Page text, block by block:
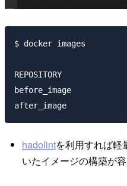
$ docker images
REPOSITORY
before_image
hadolintを利用すれば軽
いたイメージの構築が容